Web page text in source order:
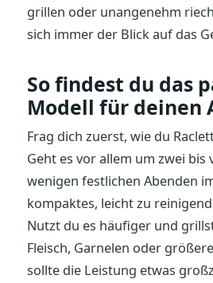
grillen oder unangenehm
sich immer der Blick auf das
So findest du das
Modell für deinen
Frag dich zuerst, wie du
Geht es vor allem um zwei bis
wenigen festlichen Abenden
kompaktes, leicht zu
Nutzt du es häufiger und
Fleisch, Garnelen oder
sollte die Leistung etwas